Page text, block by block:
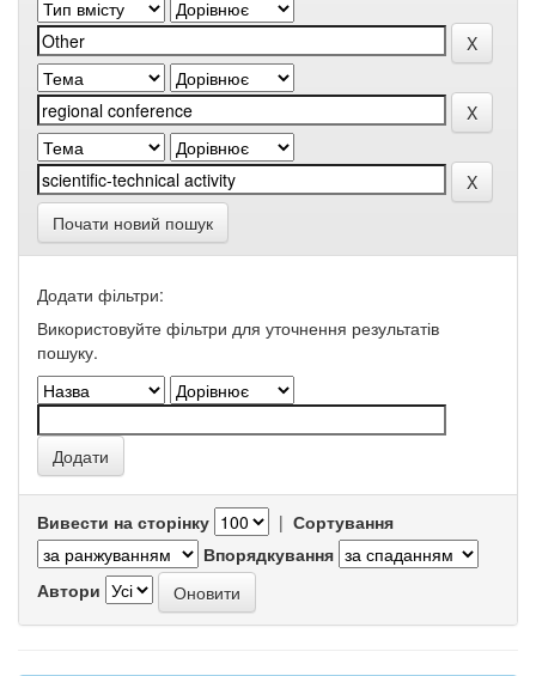
Почати новий пошук
Додати фільтри:
Використовуйте фільтри для уточнення результатів
пошуку.
Вивести на сторінку | Сортування
Впорядкування
Автори